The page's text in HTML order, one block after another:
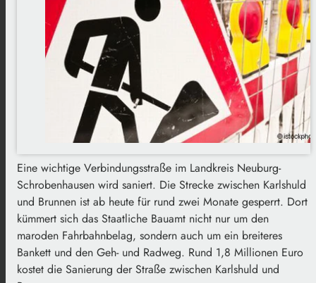
Eine wichtige Verbindungsstraße im Landkreis Neuburg-
Schrobenhausen wird saniert. Die Strecke zwischen Karlshuld
und Brunnen ist ab heute für rund zwei Monate gesperrt. Dort
kümmert sich das Staatliche Bauamt nicht nur um den
maroden Fahrbahnbelag, sondern auch um ein breiteres
Bankett und den Geh- und Radweg. Rund 1,8 Millionen Euro
kostet die Sanierung der Straße zwischen Karlshuld und